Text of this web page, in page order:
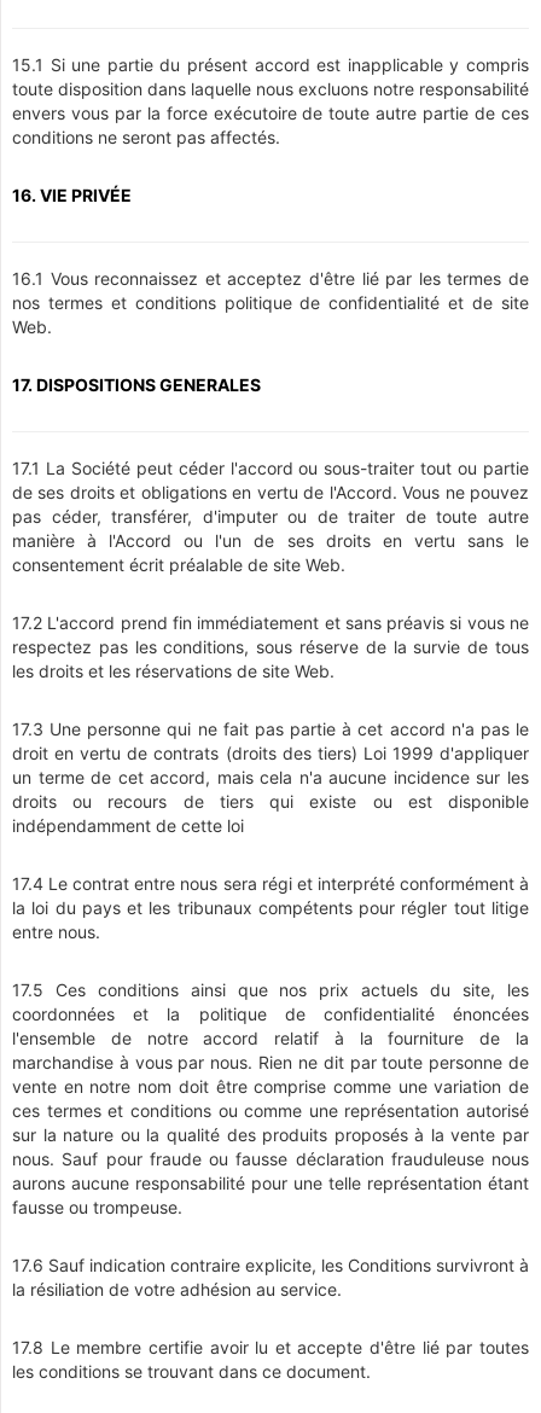
15.1 Si une partie du présent accord est inapplicable y compris
toute disposition dans laquelle nous excluons notre responsabilité
envers vous par la force exécutoire de toute autre partie de ces
conditions ne seront pas affectés.
16. VIE PRIVÉE
16.1 Vous reconnaissez et acceptez d'être lié par les termes de
nos termes et conditions politique de confidentialité et de site
Web.
17. DISPOSITIONS GENERALES
17.1 La Société peut céder l'accord ou sous-traiter tout ou partie
de ses droits et obligations en vertu de l'Accord. Vous ne pouvez
pas céder, transférer, d'imputer ou de traiter de toute autre
manière à l'Accord ou l'un de ses droits en vertu sans le
consentement écrit préalable de site Web.
17.2 L'accord prend fin immédiatement et sans préavis si vous ne
respectez pas les conditions, sous réserve de la survie de tous
les droits et les réservations de site Web.
17.3 Une personne qui ne fait pas partie à cet accord n'a pas le
droit en vertu de contrats (droits des tiers) Loi 1999 d'appliquer
un terme de cet accord, mais cela n'a aucune incidence sur les
droits ou recours de tiers qui existe ou est disponible
indépendamment de cette loi
17.4 Le contrat entre nous sera régi et interprété conformément à
la loi du pays et les tribunaux compétents pour régler tout litige
entre nous.
17.5 Ces conditions ainsi que nos prix actuels du site, les
coordonnées et la politique de confidentialité énoncées
l'ensemble de notre accord relatif à la fourniture de la
marchandise à vous par nous. Rien ne dit par toute personne de
vente en notre nom doit être comprise comme une variation de
ces termes et conditions ou comme une représentation autorisé
sur la nature ou la qualité des produits proposés à la vente par
nous. Sauf pour fraude ou fausse déclaration frauduleuse nous
aurons aucune responsabilité pour une telle représentation étant
fausse ou trompeuse.
17.6 Sauf indication contraire explicite, les Conditions survivront à
la résiliation de votre adhésion au service.
17.8 Le membre certifie avoir lu et accepte d'être lié par toutes
les conditions se trouvant dans ce document.